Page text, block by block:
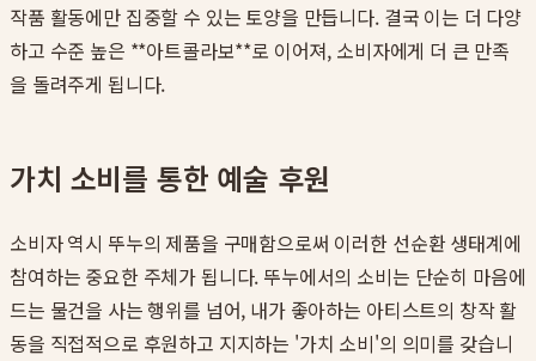
작품 활동에만 집중할 수 있는 토양을 만듭니다. 결국 이는 더 다양
하고 수준 높은 **아트콜라보**로 이어져, 소비자에게 더 큰 만족
을 돌려주게 됩니다.
가치 소비를 통한 예술 후원
소비자 역시 뚜누의 제품을 구매함으로써 이러한 선순환 생태계에
참여하는 중요한 주체가 됩니다. 뚜누에서의 소비는 단순히 마음에
드는 물건을 사는 행위를 넘어, 내가 좋아하는 아티스트의 창작 활
동을 직접적으로 후원하고 지지하는 '가치 소비'의 의미를 갖습니